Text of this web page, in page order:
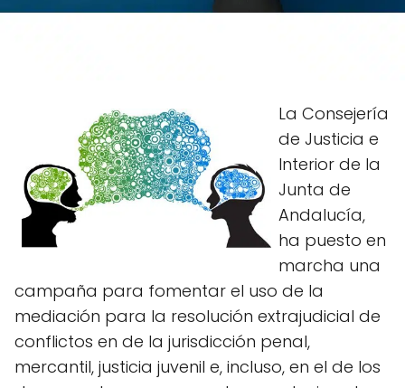
La Consejería
de Justicia e
Interior de la
Junta de
Andalucía,
ha puesto en
marcha una
campaña para fomentar el uso de la
mediación para la resolución extrajudicial de
conflictos en de la jurisdicción penal,
mercantil, justicia juvenil e, incluso, en el de los